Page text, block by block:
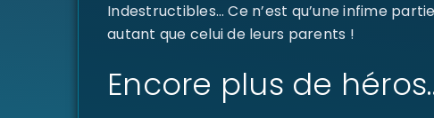
Indestructibles… Ce n’est qu’une infime
autant que celui de leurs parents !
Encore plus de